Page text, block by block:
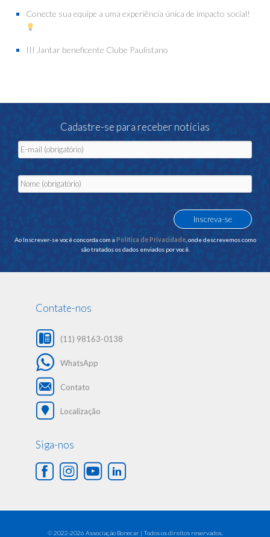
Conecte sua equipe a uma experiência única de impacto social!
III Jantar beneficente Clube Paulistano
Cadastre-se para receber notícias
Ao Inscrever-se você concorda com a Política de Privacidade, onde descrevemos como
são tratados os dados enviados por você.
Contate-nos
(11) 98163-0138
WhatsApp
Contato
Localização
Siga-nos
©2022-2026 Associação Bonecar | Todos os direitos reservados.